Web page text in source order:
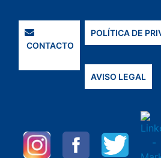
CONTACTO
POLÍTICA DE
AVISO LEGAL